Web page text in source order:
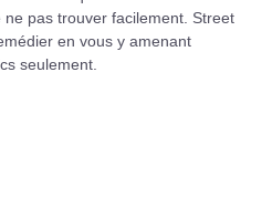
pas trouver facilement. Street
en vous y amenant
seulement.